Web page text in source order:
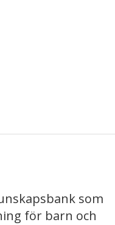
som
för barn och